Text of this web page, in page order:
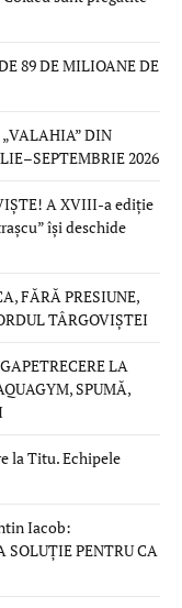
89 DE MILIOANE DE
DIN
2026
A XVIII-a ediție
își deschide
FĂRĂ PRESIUNE,
TÂRGOVIȘTEI
LA
SPUMĂ,
la Titu. Echipele
Iacob:
SOLUȚIE PENTRU CA